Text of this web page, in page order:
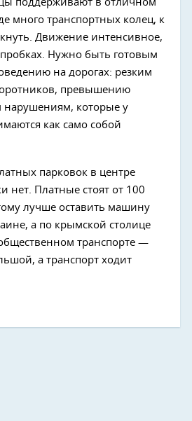
поддерживают в отличном
много транспортных колец, к
Движение интенсивное,
пробках. Нужно быть готовым
на дорогах: резким
превышению
нарушениям, которые у
как само собой
парковок в центре
нет. Платные стоят от 100
лучше оставить машину
а по крымской столице
транспорте —
а транспорт ходит